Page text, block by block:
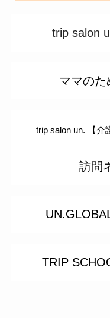
trip salon
ママのた
trip salon un. 【介
訪問
TRIP